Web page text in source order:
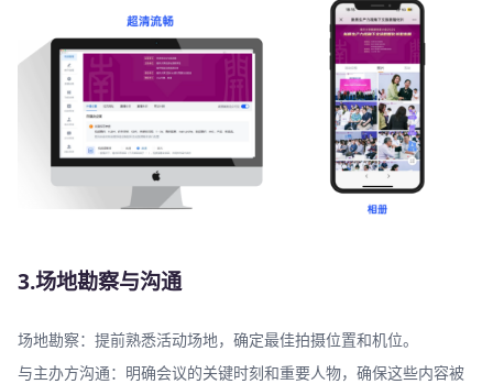
3.场地勘察与沟通
场地勘察：提前熟悉活动场地，确定最佳拍摄位置和机位。
与主办方沟通：明确会议的关键时刻和重要人物，确保这些内容被